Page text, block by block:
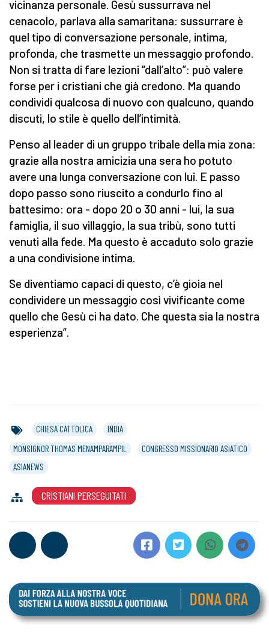
vicinanza personale. Gesù sussurrava nel
cenacolo, parlava alla samaritana: sussurrare è
quel tipo di conversazione personale, intima,
profonda, che trasmette un messaggio profondo.
Non si tratta di fare lezioni “dall’alto”: può valere
forse per i cristiani che già credono. Ma quando
condividi qualcosa di nuovo con qualcuno, quando
discuti, lo stile è quello dell’intimità.
Penso al leader di un gruppo tribale della mia zona:
grazie alla nostra amicizia una sera ho potuto
avere una lunga conversazione con lui. E passo
dopo passo sono riuscito a condurlo fino al
battesimo: ora - dopo 20 o 30 anni - lui, la sua
famiglia, il suo villaggio, la sua tribù, sono tutti
venuti alla fede. Ma questo è accaduto solo grazie
a una condivisione intima.
Se diventiamo capaci di questo, c’è gioia nel
condividere un messaggio così vivificante come
quello che Gesù ci ha dato. Che questa sia la nostra
esperienza”.
CHIESA CATTOLICA
INDIA
MONSIGNOR THOMAS MENAMPARAMPIL
CONGRESSO MISSIONARIO ASIATICO
ASIANEWS
CRISTIANI PERSEGUITATI